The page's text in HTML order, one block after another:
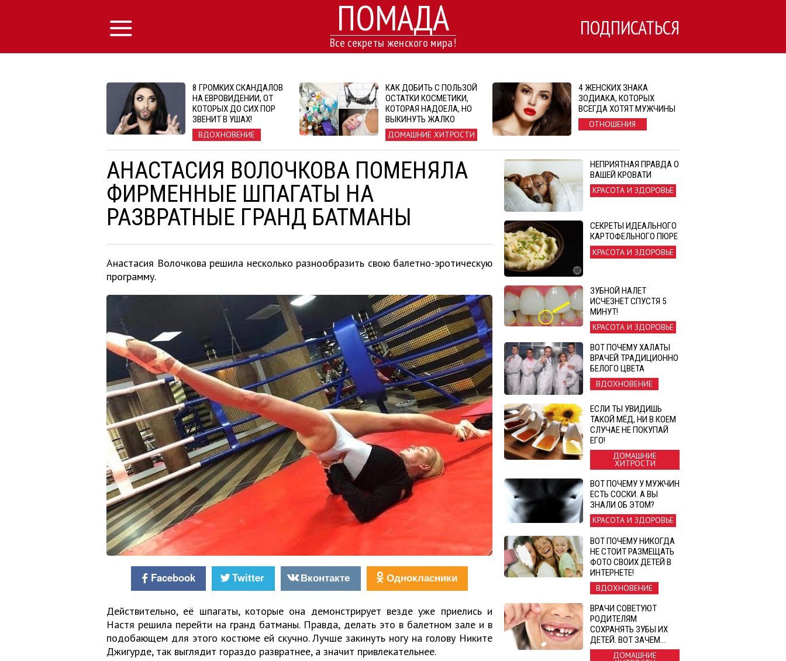
ПОМАДА
Все секреты женского мира!
ПОДПИСАТЬСЯ
8 ГРОМКИХ СКАНДАЛОВ
НА ЕВРОВИДЕНИИ, ОТ
КОТОРЫХ ДО СИХ ПОР
ЗВЕНИТ В УШАХ!
ВДОХНОВЕНИЕ
КАК ДОБИТЬ С ПОЛЬЗОЙ
ОСТАТКИ КОСМЕТИКИ,
КОТОРАЯ НАДОЕЛА, НО
ВЫКИНУТЬ ЖАЛКО
ДОМАШНИЕ ХИТРОСТИ
4 ЖЕНСКИХ ЗНАКА
ЗОДИАКА, КОТОРЫХ
ВСЕГДА ХОТЯТ МУЖЧИНЫ
ОТНОШЕНИЯ
АНАСТАСИЯ ВОЛОЧКОВА ПОМЕНЯЛА
ФИРМЕННЫЕ ШПАГАТЫ НА
РАЗВРАТНЫЕ ГРАНД БАТМАНЫ
Анастасия Волочкова решила несколько разнообразить свою балетно-эротическую
программу.
Facebook Twitter Вконтакте Однокласники
Действительно, её шпагаты, которые она демонстрирует везде уже приелись и
Настя решила перейти на гранд батманы. Правда, делать это в балетном зале и в
подобающем для этого костюме ей скучно. Лучше закинуть ногу на голову Никите
Джигурде, так выглядит гораздо развратнее, а значит привлекательнее.
НЕПРИЯТНАЯ ПРАВДА О
ВАШЕЙ КРОВАТИ
КРАСОТА И ЗДОРОВЬЕ
СЕКРЕТЫ ИДЕАЛЬНОГО
КАРТОФЕЛЬНОГО ПЮРЕ
КРАСОТА И ЗДОРОВЬЕ
ЗУБНОЙ НАЛЕТ
ИСЧЕЗНЕТ СПУСТЯ 5
МИНУТ!
КРАСОТА И ЗДОРОВЬЕ
ВОТ ПОЧЕМУ ХАЛАТЫ
ВРАЧЕЙ ТРАДИЦИОННО
БЕЛОГО ЦВЕТА
ВДОХНОВЕНИЕ
ЕСЛИ ТЫ УВИДИШЬ
ТАКОЙ МЁД, НИ В КОЕМ
СЛУЧАЕ НЕ ПОКУПАЙ
ЕГО!
ДОМАШНИЕ
ХИТРОСТИ
ВОТ ПОЧЕМУ У МУЖЧИН
ЕСТЬ СОСКИ. А ВЫ
ЗНАЛИ ОБ ЭТОМ?
КРАСОТА И ЗДОРОВЬЕ
ВОТ ПОЧЕМУ НИКОГДА
НЕ СТОИТ РАЗМЕЩАТЬ
ФОТО СВОИХ ДЕТЕЙ В
ИНТЕРНЕТЕ!
ВДОХНОВЕНИЕ
ВРАЧИ СОВЕТУЮТ
РОДИТЕЛЯМ
СОХРАНЯТЬ ЗУБЫ ИХ
ДЕТЕЙ. ВОТ ЗАЧЕМ…
ДОМАШНИЕ